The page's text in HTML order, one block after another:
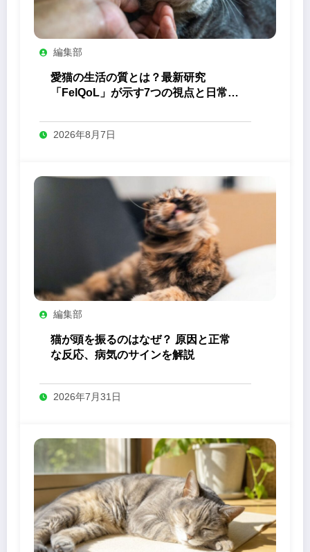
編集部
愛猫の生活の質とは？最新研究
「FelQoL」が示す7つの視点と日常の
2026年8月7日
編集部
猫が頭を振るのはなぜ？ 原因と正常
な反応、病気のサインを解説
2026年7月31日